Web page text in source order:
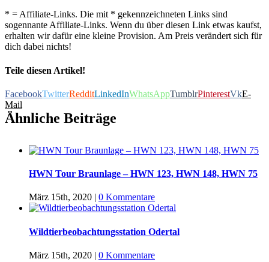
* = Affiliate-Links. Die mit * gekennzeichneten Links sind
sogennante Affiliate-Links. Wenn du über diesen Link etwas kaufst,
erhalten wir dafür eine kleine Provision. Am Preis verändert sich für
dich dabei nichts!
Teile diesen Artikel!
FacebookTwitterRedditLinkedInWhatsAppTumblrPinterestVkE-
Mail
Ähnliche Beiträge
HWN Tour Braunlage – HWN 123, HWN 148, HWN 75
März 15th, 2020 | 0 Kommentare
Wildtierbeobachtungsstation Odertal
März 15th, 2020 | 0 Kommentare